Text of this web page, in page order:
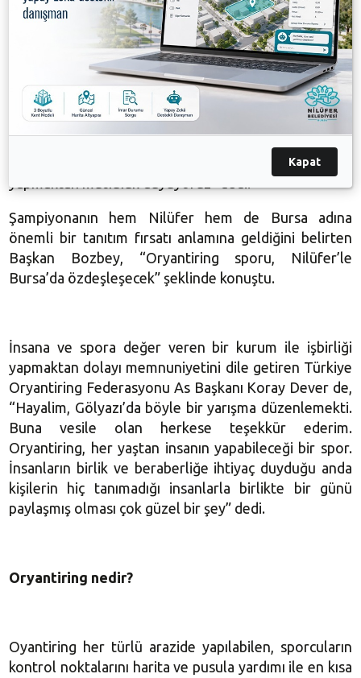
Nilüfer Belediyesi’nin, sporun ana dallarını
desteklemenin yanı sıra, farklı alanlara ve amatör
sporlara da büyük önem veren bir kurum olduğunun
altını çizen Nilüfer Belediye Başkanı Mustafa Bozbey,
“Sporun, sporcunun, bilimin ve teknolojinin, eğitimin
kenti Nilüfer’de, bu kez, zeka ve fiziksel becerinin
Oryantiring Kademe Yarışları’na ev sahipliği
yapmaktan mutluluk duyuyoruz” dedi.
Şampiyonanın hem Nilüfer hem de Bursa adına
önemli bir tanıtım fırsatı anlamına geldiğini belirten
Başkan Bozbey, “Oryantiring sporu, Nilüfer’le
Bursa’da özdeşleşecek” şeklinde konuştu.
İnsana ve spora değer veren bir kurum ile işbirliği
yapmaktan dolayı memnuniyetini dile getiren Türkiye
Oryantiring Federasyonu As Başkanı Koray Dever de,
“Hayalim, Gölyazı’da böyle bir yarışma düzenlemekti.
Buna vesile olan herkese teşekkür ederim.
Oryantiring, her yaştan insanın yapabileceği bir spor.
İnsanların birlik ve beraberliğe ihtiyaç duyduğu anda
kişilerin hiç tanımadığı insanlarla birlikte bir günü
paylaşmış olması çok güzel bir şey” dedi.
Oryantiring nedir?
Oyantiring her türlü arazide yapılabilen, sporcuların
kontrol noktalarını harita ve pusula yardımı ile en kısa
Kapat